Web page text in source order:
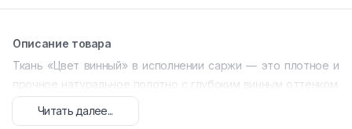
Описание товара
Ткань «Цвет винный» в исполнении саржи — это плотное и
прочное натуральное полотно с глубоким винным оттенком.
Благодаря структурированному переплетению нитей
материал отлично держит форму и подходит для различных
Читать далее...